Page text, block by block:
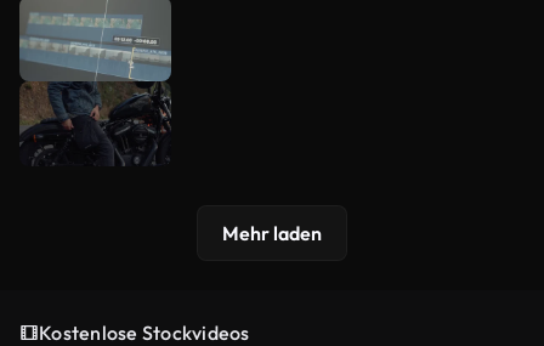
Mehr laden
Kostenlose Stockvideos